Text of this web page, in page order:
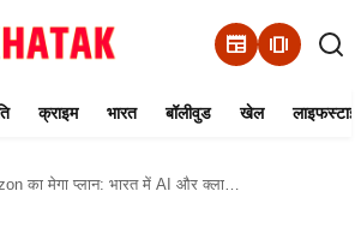
newspaper amp_stories
क्राइम भारत बॉलीवुड खेल
प्लान: भारत में AI और क्लाउड विस्तार के लिए ₹1 लाख करोड़ का निवेश करेगा Amazon